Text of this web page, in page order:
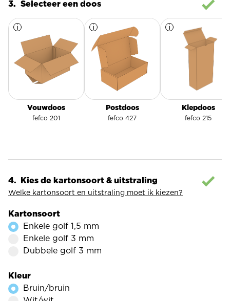
Selecteer een doos
Vouwdoos
fefco 201
i Meer
informatie
over
Vouwdoos
Postdoos
fefco 427
i Meer
informatie
over
Postdoos
Klepdoos
fefco 215
i Meer
informatie
Klepdoos
Kies de kartonsoort & uitstraling
Welke kartonsoort en uitstraling moet ik kiezen?
Kartonsoort
Enkele golf 1,5 mm
Enkele golf 3 mm
Dubbele golf 3 mm
Kleur
Bruin/bruin